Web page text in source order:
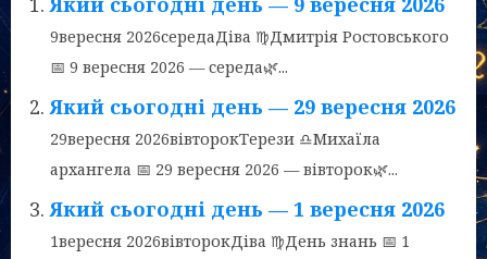
9вересня 2026середаДіва ♍Дмитрія Ростовського
📅 9 вересня 2026 — середа🌿...
Який сьогодні день — 29 вересня 2026
29вересня 2026вівторокТерези ♎Михаїла
архангела 📅 29 вересня 2026 — вівторок🌿...
Який сьогодні день — 1 вересня 2026
1вересня 2026вівторокДіва ♍День знань 📅 1